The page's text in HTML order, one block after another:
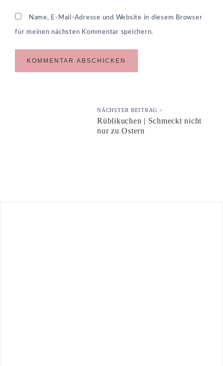
Name, E-Mail-Adresse und Website in diesem Browser
für meinen nächsten Kommentar speichern.
NÄCHSTER BEITRAG >
Rüblikuchen | Schmeckt nicht
nur zu Ostern